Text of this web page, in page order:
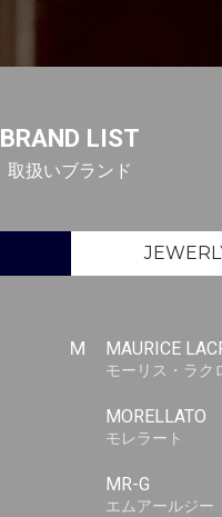
BRAND LIST
取扱いブランド
M MAURICE
モーリス・ラク
MORELLATO
モレラート
MR-G
エムアールジー